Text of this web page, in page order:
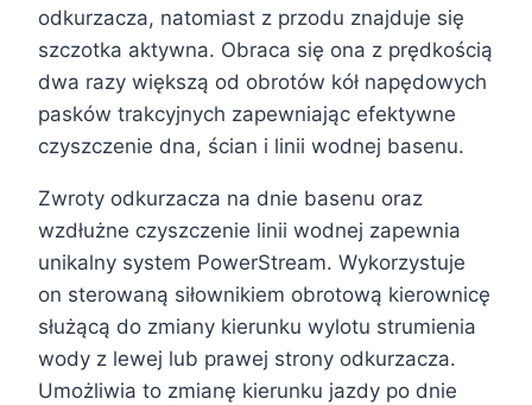
odkurzacza, natomiast z przodu znajduje się
szczotka aktywna. Obraca się ona z prędkością
dwa razy większą od obrotów kół napędowych
pasków trakcyjnych zapewniając efektywne
czyszczenie dna, ścian i linii wodnej basenu.
Zwroty odkurzacza na dnie basenu oraz
wzdłużne czyszczenie linii wodnej zapewnia
unikalny system PowerStream. Wykorzystuje
on sterowaną siłownikiem obrotową kierownicę
służącą do zmiany kierunku wylotu strumienia
wody z lewej lub prawej strony odkurzacza.
Umożliwia to zmianę kierunku jazdy po dnie